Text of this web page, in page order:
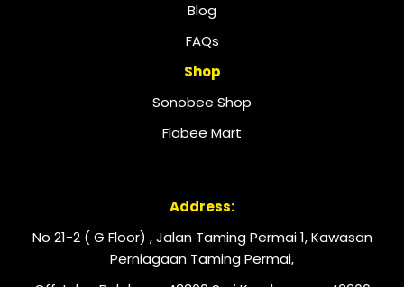
Blog
FAQs
Shop
Sonobee Shop
Flabee Mart
Address:
No 21-2 ( G Floor) , Jalan Taming Permai 1, Kawasan
Perniagaan Taming Permai,